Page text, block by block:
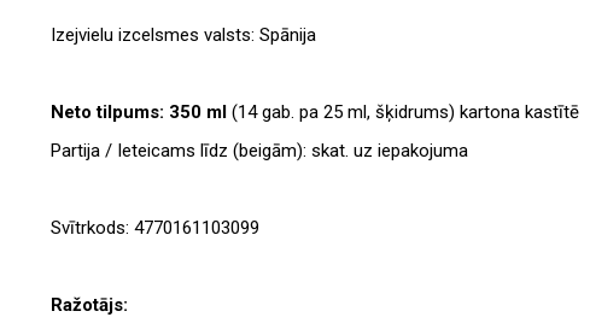
Izejvielu izcelsmes valsts: Spānija
Neto tilpums: 350 ml (14 gab. pa 25 ml, šķidrums) kartona kastītē
Partija / Ieteicams līdz (beigām): skat. uz iepakojuma
Svītrkods: 4770161103099
Ražotājs: